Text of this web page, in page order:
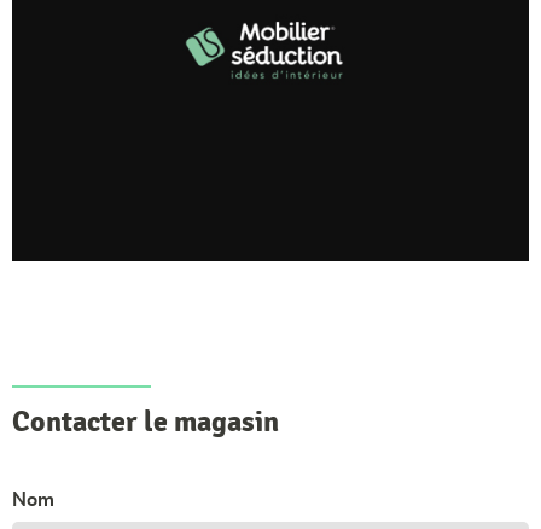
Contacter le magasin
Nom